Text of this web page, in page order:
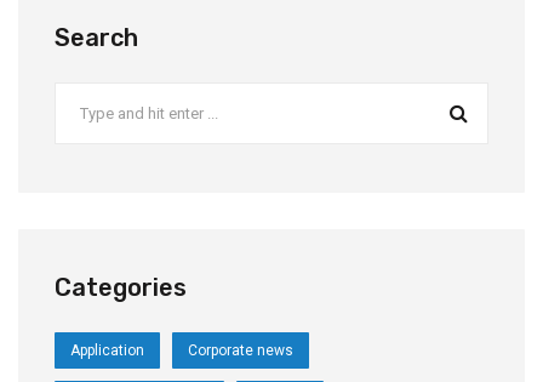
Search
Categories
Application Corporate news